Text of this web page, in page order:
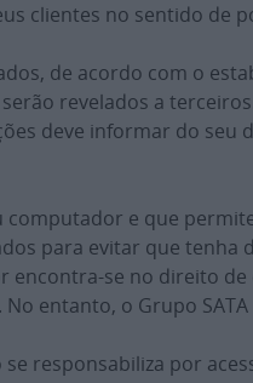
clientes no sentido de
de acordo com o
revelados a
deve informar do seu
e que
para evitar que
encontra-se no direito
entanto, o Grupo
responsabiliza por